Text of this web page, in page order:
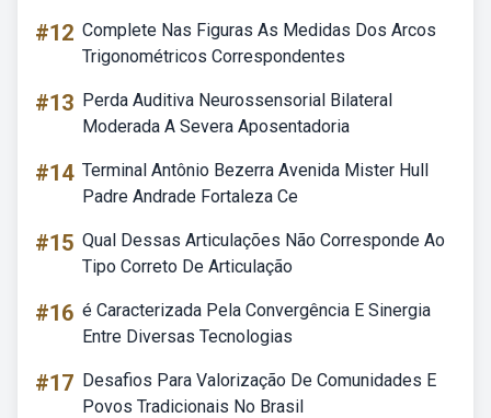
#12 Complete Nas Figuras As Medidas Dos Arcos
Trigonométricos Correspondentes
#13 Perda Auditiva Neurossensorial Bilateral
Moderada A Severa Aposentadoria
#14 Terminal Antônio Bezerra Avenida Mister Hull
Padre Andrade Fortaleza Ce
#15 Qual Dessas Articulações Não Corresponde Ao
Tipo Correto De Articulação
#16 é Caracterizada Pela Convergência E Sinergia
Entre Diversas Tecnologias
#17 Desafios Para Valorização De Comunidades E
Povos Tradicionais No Brasil